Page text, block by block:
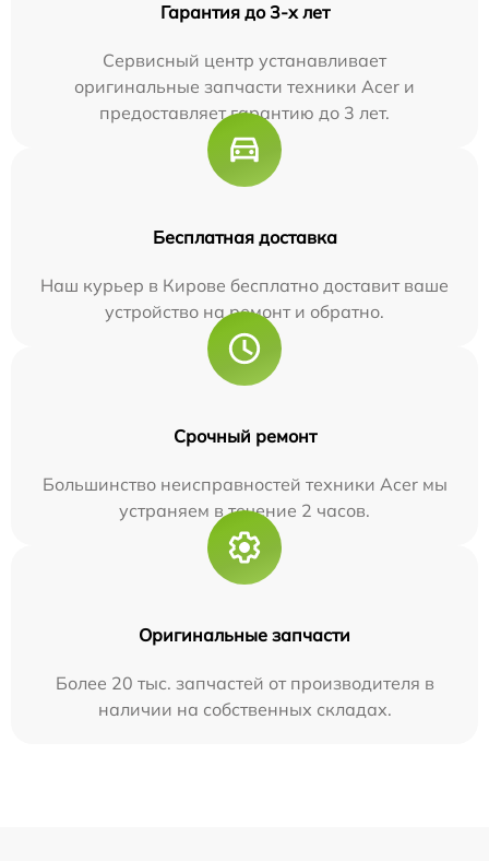
Гарантия до 3-х лет
Сервисный центр устанавливает
оригинальные запчасти техники Acer и
предоставляет гарантию до 3 лет.
Бесплатная доставка
Наш курьер в Кирове бесплатно доставит ваше
устройство на ремонт и обратно.
Срочный ремонт
Большинство неисправностей техники Acer мы
устраняем в течение 2 часов.
Оригинальные запчасти
Более 20 тыс. запчастей от производителя в
наличии на собственных складах.